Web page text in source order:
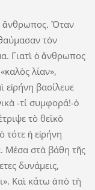
ἄνθρωπος. Ὅταν
τὸν
Γιατὶ ὁ ἄνθρωπος
λίαν»,
βασίλευε
-τί συμφορά!-ὁ
τὸ θεϊκὸ
ἡ εἰρήνη
Μέσα στὰ βάθη τῆς
δυνάμεις,
Καὶ κάτω ἀπὸ τὴ